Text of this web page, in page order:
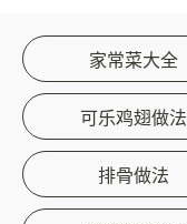
家常菜大全
可乐鸡翅做法
排骨做法